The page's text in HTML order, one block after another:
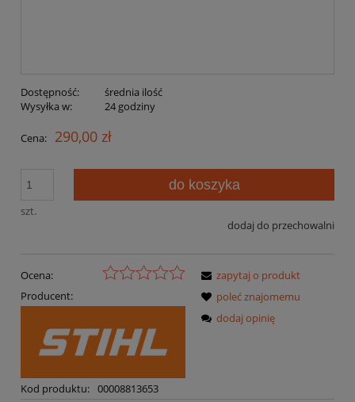
Dostępność:
średnia ilość
Wysyłka w:
24 godziny
Cena: 290,00 zł
szt.
do koszyka
dodaj do przechowalni
Ocena:
Producent:
Kod produktu: 00008813653
zapytaj o produkt
poleć znajomemu
dodaj opinię